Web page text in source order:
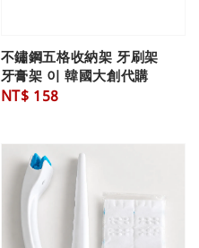
不鏽鋼五格收納架 牙刷架
牙膏架 이 韓國大創代購
Regular
NT$ 158